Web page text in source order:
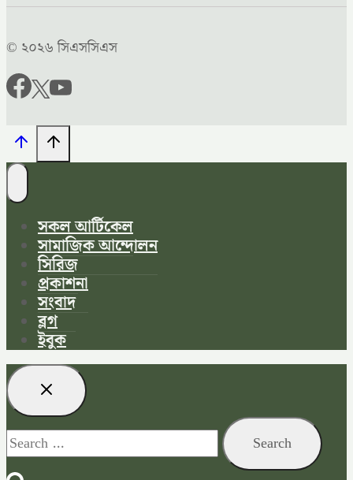
© ২০২৬ সিএসসিএস
সকল আর্টিকেল
সামাজিক আন্দোলন
সিরিজ
প্রকাশনা
সংবাদ
ব্লগ
ইবুক
Search
for: